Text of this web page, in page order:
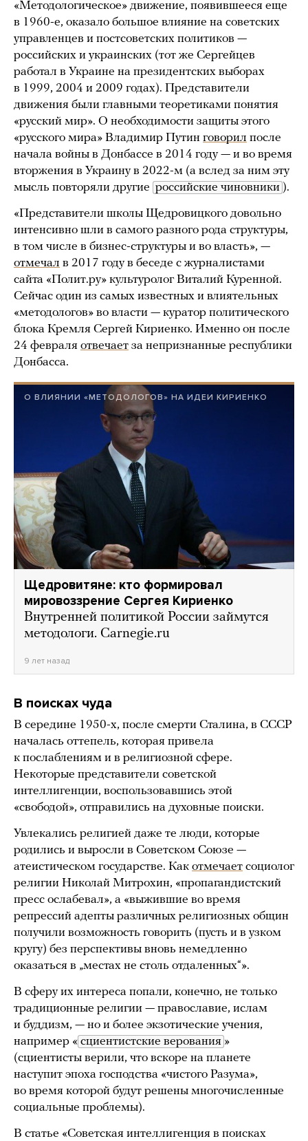
«Методологическое» движение, появившееся еще
в 1960-е, оказало большое влияние на советских
управленцев и постсоветских политиков —
российских и украинских (тот же Сергейцев
работал в Украине на президентских выборах
в 1999, 2004 и 2009 годах). Представители
движения были главными теоретиками понятия
«русский мир». О необходимости защиты этого
«русского мира» Владимир Путин говорил после
начала войны в Донбассе в 2014 году — и во время
вторжения в Украину в 2022-м (а вслед за ним эту
мысль повторяли другие российские чиновники ).
«Представители школы Щедровицкого довольно
интенсивно шли в самого разного рода структуры,
в том числе в бизнес-структуры и во власть», —
отмечал в 2017 году в беседе с журналистами
сайта «Полит.ру» культуролог Виталий Куренной.
Сейчас один из самых известных и влиятельных
«методологов» во власти — куратор политического
блока Кремля Сергей Кириенко. Именно он после
24 февраля отвечает за непризнанные республики
Донбасса.
О ВЛИЯНИИ «МЕТОДОЛОГОВ» НА ИДЕИ КИРИЕНКО
Щедровитяне: кто формировал
мировоззрение Сергея Кириенко
Внутренней политикой России займутся
методологи. Carnegie.ru
9 лет назад
В поисках чуда
В середине 1950-х, после смерти Сталина, в СССР
началась оттепель, которая привела
к послаблениям и в религиозной сфере.
Некоторые представители советской
интеллигенции, воспользовавшись этой
«свободой», отправились на духовные поиски.
Увлекались религией даже те люди, которые
родились и выросли в Советском Союзе —
атеистическом государстве. Как отмечает социолог
религии Николай Митрохин, «пропагандистский
пресс ослабевал», а «выжившие во время
репрессий адепты различных религиозных общин
получили возможность говорить (пусть и в узком
кругу) без перспективы вновь немедленно
оказаться в „местах не столь отдаленных“».
В сферу их интереса попали, конечно, не только
традиционные религии — православие, ислам
и буддизм, — но и более экзотические учения,
например « сциентистские верования »
(сциентисты верили, что вскоре на планете
наступит эпоха господства «чистого Разума»,
во время которой будут решены многочисленные
социальные проблемы).
В статье «Советская интеллигенция в поисках